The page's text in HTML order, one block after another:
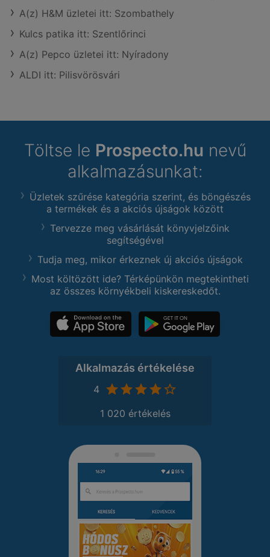
A(z) H&M üzletei itt: Szombathely
Kulcs patika itt: Szentlőrinci
A(z) Pepco üzletei itt: Nyíradony
ALDI itt: Pilisvörösvári
Töltse le Prospecto.hu nevű
alkalmazásunkat:
Üzletek szűrése kategória szerint, és böngészés
a termékek és a akciós újságok között
Tervezze meg vásárlását könyvjelzőink
segítségével
Tudja meg, mikor érkeznek új akciós újságok
Most költözött ide? Térképünkön megtekintheti
az összes környékbeli kiskereskedőt.
Alkalmazás értékelése
4
1 020 értékelés